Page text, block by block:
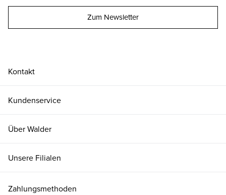
Kontakt
Kundenservice
Über Walder
Unsere Filialen
Zum Newsletter
Zahlungsmethoden